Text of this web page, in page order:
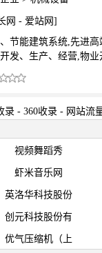
网 - 爱站网 ]
节能建筑系统,先进
发、生产、经营,物
录 - 360收录 - 网站流
视频舞蹈秀
虾米音乐网
英洛华科技股份
创元科技股份有
优气压缩机（上